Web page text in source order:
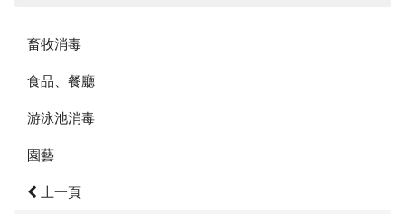
畜牧消毒
食品、餐廳
游泳池消毒
園藝
上一頁